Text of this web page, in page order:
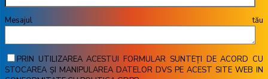
Mesajul tău
PRIN UTILIZAREA ACESTUI FORMULAR SUNTEȚI DE ACORD CU
STOCAREA ȘI MANIPULAREA DATELOR DVS PE ACEST SITE WEB IN